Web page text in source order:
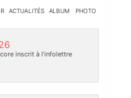
ACTUALITÉS ALBUM PHOTO
inscrit à l’infolettre